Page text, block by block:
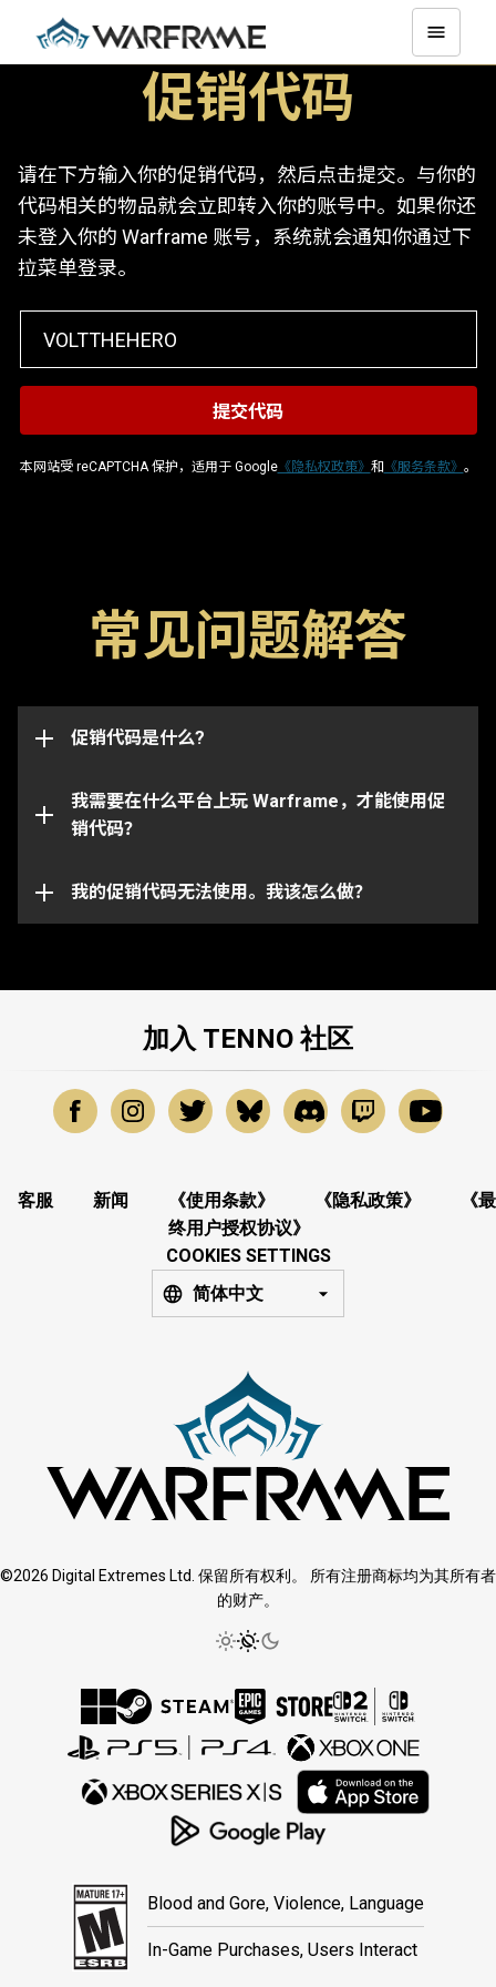
促销代码
请在下方输入你的促销代码，然后点击提交。与你的
代码相关的物品就会立即转入你的账号中。如果你还
未登入你的 Warframe 账号，系统就会通知你通过下
拉菜单登录。
本网站受 reCAPTCHA 保护，适用于 Google《隐私权政策》 和 《服务条款》 。
常见问题解答
促销代码是什么?
促销代码是用于解锁游戏内物品，比如浮印、加成道具
限，一旦过期将无法使用。促销代码也可能与特定的账
号绑定，并且仅适用于最初收到代码的账号。
我需要在什么平台上玩 Warframe，才能使用促
销代码？
Warframe 账号所关联的任何平台。
请注意， 特定的代码只能在相对应的平台上使用。请
确保你登录到与所选平台绑定的 Warframe 账号。
我的促销代码无法使用。我该怎么做？
的进一步协助，请向我们的客服团队提交请求。
加入 TENNO 社区
客服 新闻 《使用条款》 《隐私政策》
《最
终用户授权协议》
COOKIES SETTINGS
简体中文
©2026 Digital Extremes Ltd. 保留所有权利。 所有注册商标均为其所有者
的财产。
Blood and Gore, Violence, Language
In-Game Purchases, Users Interact